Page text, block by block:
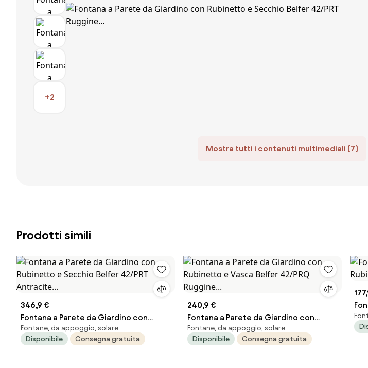
+2
Mostra tutti i contenuti multimediali (7)
Prodotti simili
346,9 €
Fontana a Parete da Giardino con
Rubinetto e Secchio Belfer 42/PRT
Antracite...
Fontane, da appoggio, solare
Disponibile
Consegna gratuita
240,9 €
Fontana a Parete da Giardino con
Rubinetto e Vasca Belfer 42/PRQ
Ruggine...
Fontane, da appoggio, solare
Disponibile
Consegna gratuita